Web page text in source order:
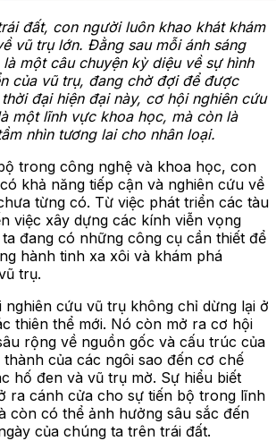
đất, con người luôn khao khát khám
vũ trụ lớn. Đằng sau mỗi ánh sáng
một câu chuyện kỳ diệu về sự hình
của vũ trụ, đang chờ đợi để được
đại hiện đại này, cơ hội nghiên cứu
một lĩnh vực khoa học, mà còn là
nhìn tương lai cho nhân loại.
trong công nghệ và khoa học, con
khả năng tiếp cận và nghiên cứu về
từng có. Từ việc phát triển các tàu
việc xây dựng các kính viễn vọng
đang có những công cụ cần thiết để
hành tinh xa xôi và khám phá
trụ.
nghiên cứu vũ trụ không chỉ dừng lại ở
thiên thể mới. Nó còn mở ra cơ hội
rộng về nguồn gốc và cấu trúc của
của các ngôi sao đến cơ chế
hố đen và vũ trụ mờ. Sự hiểu biết
ra cánh cửa cho sự tiến bộ trong lĩnh
còn có thể ảnh hưởng sâu sắc đến
của chúng ta trên trái đất.